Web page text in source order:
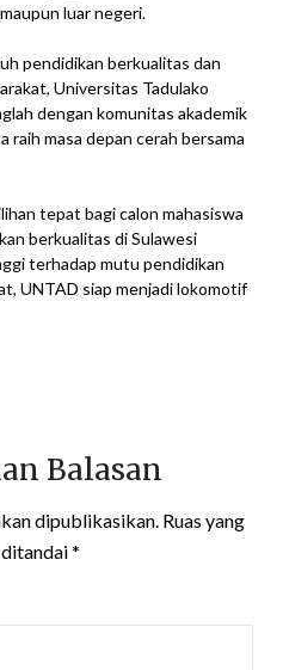
luar negeri.
pendidikan berkualitas dan
Universitas Tadulako
dengan komunitas akademik
raih masa depan cerah bersama
tepat bagi calon mahasiswa
berkualitas di Sulawesi
terhadap mutu pendidikan
UNTAD siap menjadi lokomotif
Balasan
dipublikasikan. Ruas yang
*